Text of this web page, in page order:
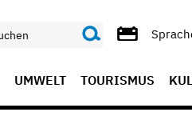
UMWELT TOURISMUS